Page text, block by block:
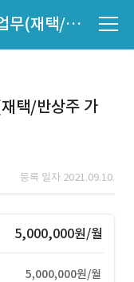
Flutter기반 앱 론칭 지원 업무(재택/반상주 가능)
택/반상주 가
등록 일자 2021.09.10.
5,000,000원/월
5,000,000원/월